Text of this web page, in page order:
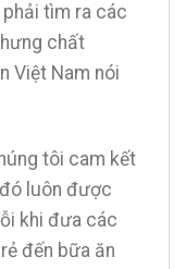
tìm ra các
chất
Việt Nam nói
tôi cam kết
luôn được
khi đưa các
đến bữa ăn